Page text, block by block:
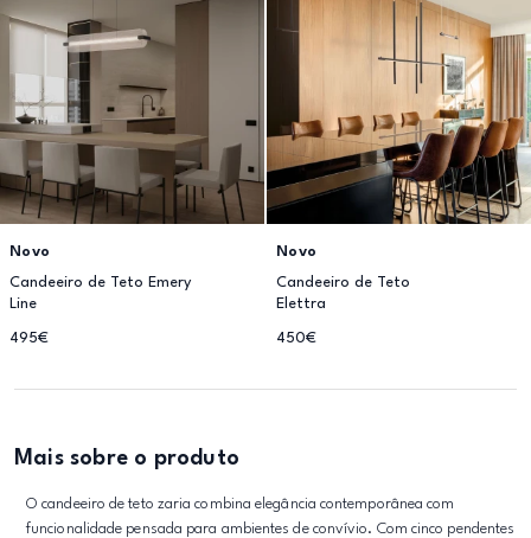
Novo
Candeeiro de Teto Emery
Line
495€
Novo
Candeeiro de Teto
Elettra
450€
Mais sobre o produto
O candeeiro de teto zaria combina elegância contemporânea com
funcionalidade pensada para ambientes de convívio. Com cinco pendentes